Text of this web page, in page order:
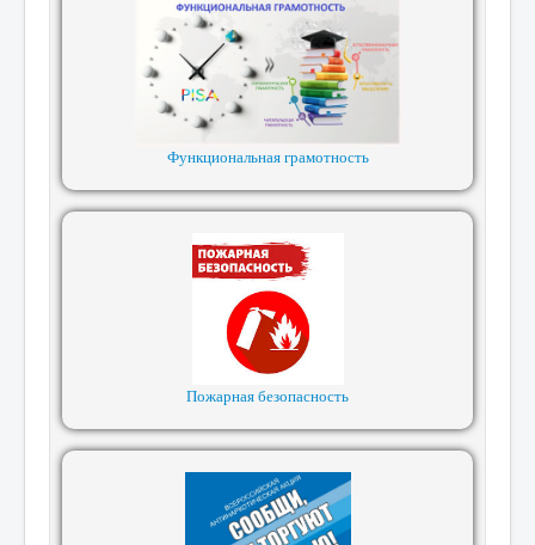
Функциональная грамотность
Пожарная безопасность